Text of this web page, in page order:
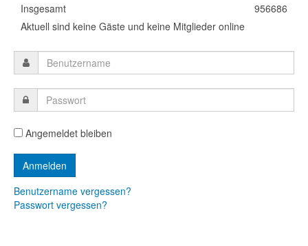
Insgesamt
956686
Aktuell sind keine Gäste und keine Mitglieder online
Angemeldet bleiben
Benutzername vergessen?
Passwort vergessen?